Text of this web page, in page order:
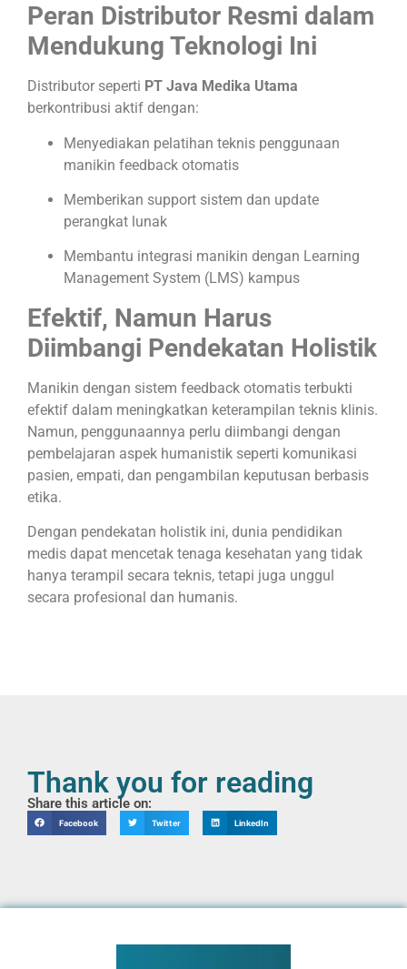
Peran Distributor Resmi dalam
Mendukung Teknologi Ini
Distributor seperti PT Java Medika Utama
berkontribusi aktif dengan:
Menyediakan pelatihan teknis penggunaan
manikin feedback otomatis
Memberikan support sistem dan update
perangkat lunak
Membantu integrasi manikin dengan Learning
Management System (LMS) kampus
Efektif, Namun Harus
Diimbangi Pendekatan Holistik
Manikin dengan sistem feedback otomatis terbukti
efektif dalam meningkatkan keterampilan teknis klinis.
Namun, penggunaannya perlu diimbangi dengan
pembelajaran aspek humanistik seperti komunikasi
pasien, empati, dan pengambilan keputusan berbasis
etika.
Dengan pendekatan holistik ini, dunia pendidikan
medis dapat mencetak tenaga kesehatan yang tidak
hanya terampil secara teknis, tetapi juga unggul
secara profesional dan humanis.
Thank you for reading
Share this article on:
Facebook Twitter LinkedIn